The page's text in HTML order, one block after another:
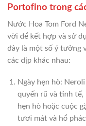
Portofino trong
Nước Hoa Tom Ford
vời để kết hợp và sử
đây là một số ý tưởng
các dịp khác nhau:
Ngày hẹn hò:
quyến rũ và tinh tế,
hẹn hò hoặc cuộc
tươi mát và hổ